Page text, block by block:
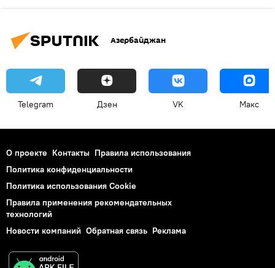
Азербайджан
Telegram Дзен VK Макс
О проекте Контакты Правила использования
Политика конфиденциальности
Политика использования Cookie
Правила применения рекомендательных
технологий
Новости компаний Обратная связь Реклама